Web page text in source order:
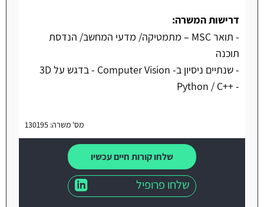
דרישות המשרה:
- תואר MSC – מתמטיקה/ מדעי המחשב/ הנדסת
תוכנה
- שנתיים ניסיון ב- Computer Vision - בדגש על 3D
- ++Python / C
מס' משרה: 130195
שלחו קורות חיים עכשיו
שלחו פרופיל